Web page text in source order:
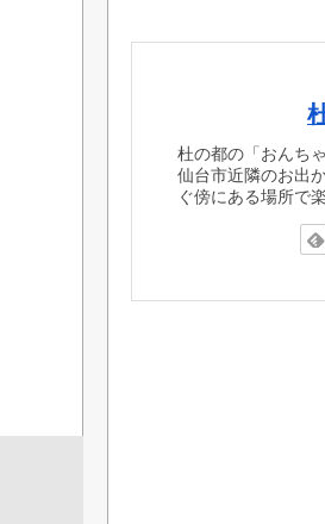
杜の都の「おんち
仙台市近隣のお出
ぐ傍にある場所で